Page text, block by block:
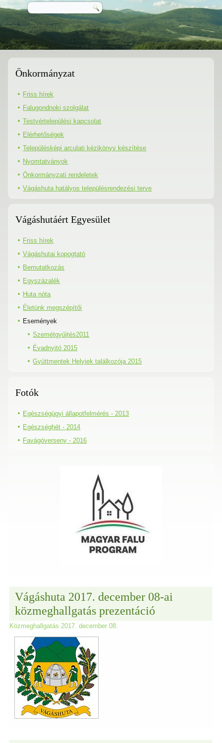
Önkormányzat
Friss hírek
Falugondnoki szolgálat
Testvértelepülési kapcsolat
Elérhetőségek
Településképi arculati kézikönyv készítése
Nyomtatványok
Önkormányzati rendeletek
Vágáshuta hatályos településrendezési terve
Vágáshutáért Egyesület
Friss hírek
Vágáshutai kopogtató
Bemutatkozás
Egyszázalék
Huta nóta
Életünk megszépítői
Események
Szemétgyűjtés2011
Évadnyitó 2015
Gyüttmentek Helyiek találkozója 2015
Fotók
Egészségügyi állapotfelmérés - 2013
Egészséghét - 2014
Favágóverseny - 2016
Vágáshuta 2017. december 08-ai
közmeghallgatás prezentáció
Közmeghallgatás 2017. december 08.